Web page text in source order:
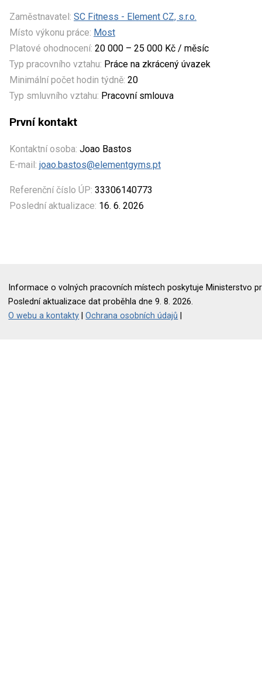
Zaměstnavatel: SC Fitness - Element CZ, s.r.o.
Místo výkonu práce: Most
Platové ohodnocení: 20 000 – 25 000 Kč / měsíc
Typ pracovního vztahu: Práce na zkrácený úvazek
Minimální počet hodin týdně: 20
Typ smluvního vztahu: Pracovní smlouva
První kontakt
Kontaktní osoba: Joao Bastos
E-mail: joao.bastos@elementgyms.pt
Referenční číslo ÚP: 33306140773
Poslední aktualizace: 16. 6. 2026
Informace o volných pracovních místech poskytuje Ministerstvo
Poslední aktualizace dat proběhla dne 9. 8. 2026.
O webu a kontakty |Ochrana osobních údajů